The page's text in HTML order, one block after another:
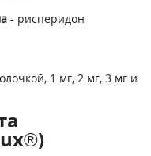
- рисперидон
1 мг, 2 мг, 3 мг и